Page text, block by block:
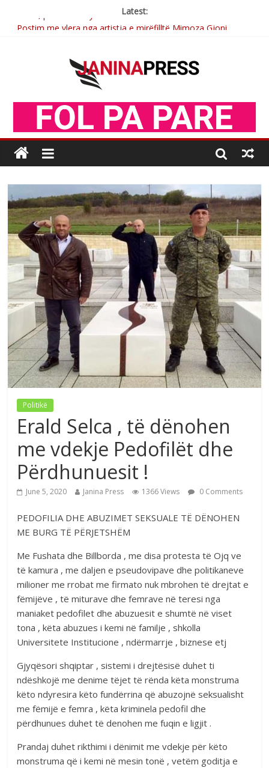
Latest:
Postim me vlera nga artistja e mirëfilltë Mimoza Gjoni
Brahim Çekaj njē veprimtar i respektuar i çeshtjës kombëtare
Sulm , pse të dua ty
Politikë
Erald Selca , të dënohen
me vdekje Pedofilët dhe
Përdhunuesit !
June 5, 2020 Janina Press 1366 Views 0 Comments
PEDOFILIA DHE ABUZIMET SEKSUALE TË DËNOHEN
ME BURG TË PËRJETSHËM
Me Fushata dhe Billborda , me disa protesta të Ojq ve
të kamura , me daljen e pseudovipave dhe politikaneve
milioner me rrobat me firmato nuk mbrohen të drejtat e
fëmijëve , të miturave dhe femrave në teresi nga
maniaket pedofilet dhe abuzuesit e shumtë në viset
tona , këta abuzues i kemi në familje , shkolla
Universitete Institucione , ndërmarrje , biznese etj
Gjyqësori shqiptar , sistemi i drejtësisë duhet ti
ndëshkojë me denime tëjet të rënda këta monstruma
këto ndyresira këto fundërrina që abuzojnë seksualisht
me fëmijë e femra , këta kriminela pedofil dhe
përdhunues duhet të denohen me fuqin e ligjit .
Prandaj duhet rikthimi i dënimit me vdekje për këto
monstruma që i kemi në mesin tonë , vetëm goditja e